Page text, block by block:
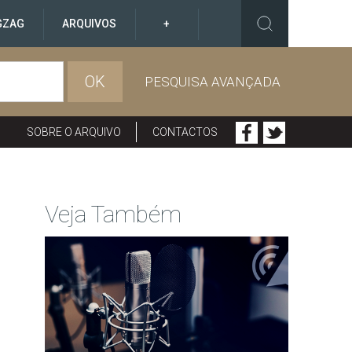
ARQUIVOS +
OK PESQUISA AVANÇADA
SOBRE O ARQUIVO CONTACTOS
Veja Também